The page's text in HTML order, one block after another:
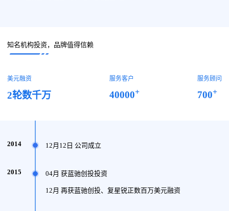
知名机构投资，品牌值得信赖
美元融资
2轮数千万
服务客户
40000+
服务顾问
700+
2014 12月12日 公司成立
2015 04月 获蓝驰创投投资
12月 再获蓝驰创投、复星锐正数百万美元融资